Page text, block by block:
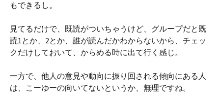
もできるし。
見てるだけで、既読がついちゃうけど、グループだと既
読1とか、2とか、誰が読んだかわからないから、チェッ
クだけしておいて、からめる時に出て行く感じ。
一方で、他人の意見や動向に振り回される傾向にある人
は、こーゆーの向いてないというか、無理ですね。